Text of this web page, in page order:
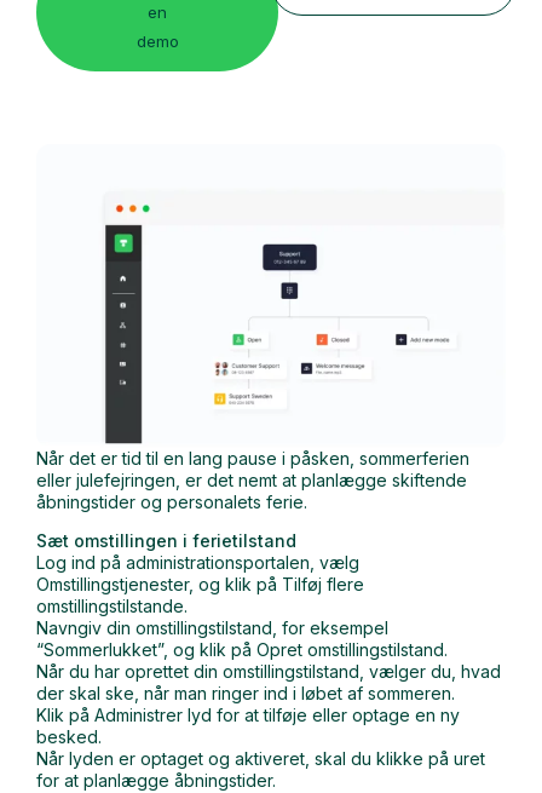
en
demo
Når det er tid til en lang pause i påsken, sommerferien
eller julefejringen, er det nemt at planlægge skiftende
åbningstider og personalets ferie.
Sæt omstillingen i ferietilstand
Log ind på administrationsportalen, vælg
Omstillingstjenester, og klik på Tilføj flere
omstillingstilstande.
Navngiv din omstillingstilstand, for eksempel
“Sommerlukket”, og klik på Opret omstillingstilstand.
Når du har oprettet din omstillingstilstand, vælger du, hvad
der skal ske, når man ringer ind i løbet af sommeren.
Klik på Administrer lyd for at tilføje eller optage en ny
besked.
Når lyden er optaget og aktiveret, skal du klikke på uret
for at planlægge åbningstider.